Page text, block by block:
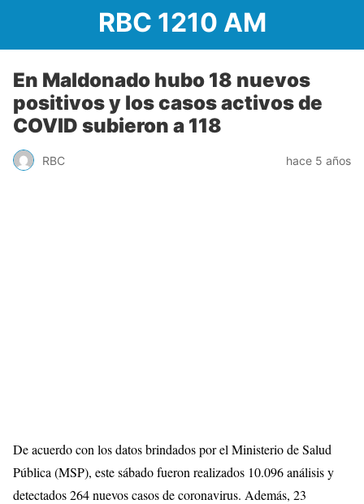
RBC 1210 AM
En Maldonado hubo 18 nuevos
positivos y los casos activos de
COVID subieron a 118
RBC hace 5 años
De acuerdo con los datos brindados por el Ministerio de Salud
Pública (MSP), este sábado fueron realizados 10.096 análisis y
detectados 264 nuevos casos de coronavirus. Además, 23